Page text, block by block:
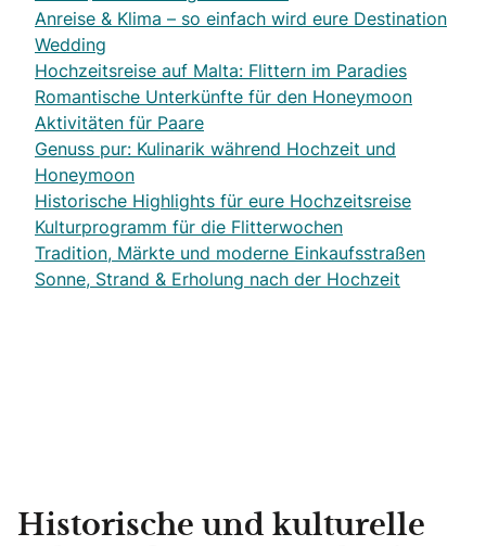
Anreise & Klima – so einfach wird eure Destination
Wedding
Hochzeitsreise auf Malta: Flittern im Paradies
Romantische Unterkünfte für den Honeymoon
Aktivitäten für Paare
Genuss pur: Kulinarik während Hochzeit und
Honeymoon
Historische Highlights für eure Hochzeitsreise
Kulturprogramm für die Flitterwochen
Tradition, Märkte und moderne Einkaufsstraßen
Sonne, Strand & Erholung nach der Hochzeit
Historische und kulturelle